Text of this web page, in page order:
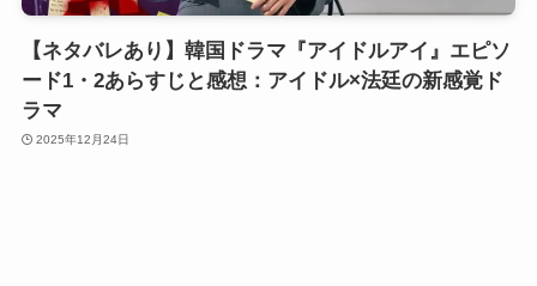
【ネタバレあり】韓国ドラマ『アイドルアイ』エピソ
ード1・2あらすじと感想：アイドル×法廷の新感覚ド
ラマ
2025年12月24日